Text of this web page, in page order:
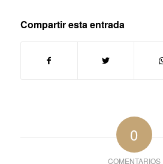
Compartir esta entrada
0
COMENTARIOS